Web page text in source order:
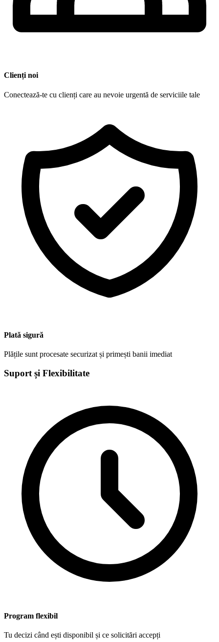
Clienți noi
Conectează-te cu clienți care au nevoie urgentă de serviciile tale
Plată sigură
Plățile sunt procesate securizat și primești banii imediat
Suport și Flexibilitate
Program flexibil
Tu decizi când ești disponibil și ce solicitări accepți